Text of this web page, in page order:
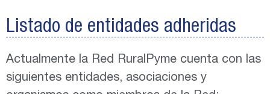
Listado de entidades adheridas
Actualmente la Red RuralPyme cuenta con las
siguientes entidades, asociaciones y